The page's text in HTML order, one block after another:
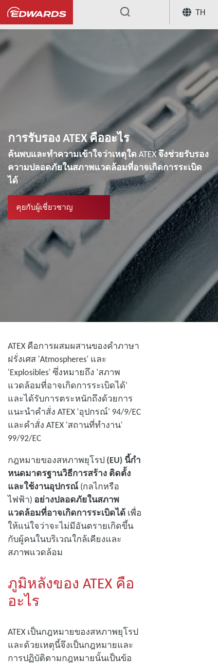
TH
... ศูนย์ความรู้เกี่ยวกับการใช้งาน
การรับรอง ATEX คืออะไร
ค้นพบและทําความเข้าใจว่าเหตุใด ATEXจึงช่วยรับรอง
ความปลอดภัยในสภาพแวดล้อมที่อาจเกิดการระเบิด
ได้
คุยกับผู้เชี่ยวชาญ
ATEX คือการผสมผสานของคําภาษา
ฝรั่งเศส 'Atmospheres' และ
'Explosibles' ซึ่งหมายถึง 'สภาพ
แวดล้อมที่อาจเกิดการระเบิดได้'
และได้รับการตระหนักถึงด้วยการ
แนะนําคําสั่ง ATEX 'อุปกรณ์' 94/9/EC
และคําสั่ง ATEX 'สถานที่ทํางาน'
99/92/EC
กฎหมายของสหภาพยุโรป (EU) นี้กํา
หนดมาตรฐานวิธีการสร้าง ติดตั้ง
และใช้งานอุปกรณ์ (กลไกหรือ
ไฟฟ้า) อย่างปลอดภัยในสภาพ
แวดล้อมที่อาจเกิดการระเบิดได้ เพื่อ
ให้แน่ใจว่าจะไม่มีอันตรายเกิดขึ้น
กับผู้คนในบริเวณใกล้เคียงและ
สภาพแวดล้อม
ภูมิหลังของ ATEX คือ
อะไร
ATEX เป็นกฎหมายของสหภาพยุโรป
และด้วยเหตุนี้จึงเป็นกฎหมายและ
การปฏิบัติตามกฎหมายนั้นเป็นข้อ